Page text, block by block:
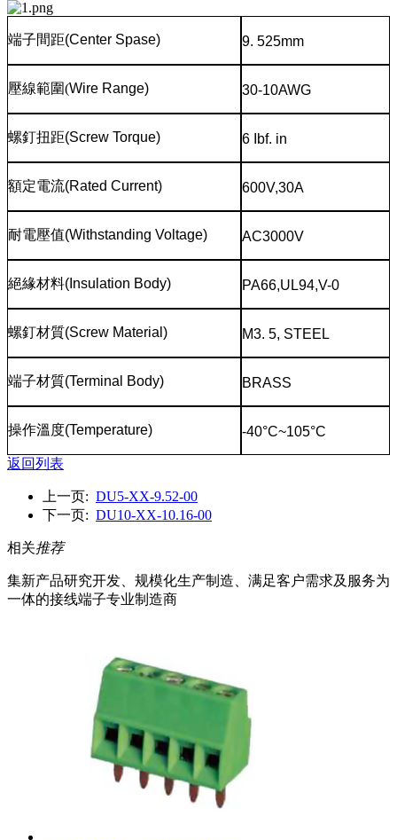
端子間距(Center Spase) 9. 525mm
壓線範圍(Wire Range) 30-10AWG
螺釘扭距(Screw Torque) 6 Ibf. in
額定電流(Rated Current) 600V,30A
耐電壓值(Withstanding Voltage) AC3000V
絕緣材料(Insulation Body) PA66,UL94,V-0
螺釘材質(Screw Material) M3. 5, STEEL
端子材質(Terminal Body) BRASS
操作溫度(Temperature) -40°C~105°C
返回列表
上一页: DU5-XX-9.52-00
下一页: DU10-XX-10.16-00
相关推荐
集新产品研究开发、规模化生产制造、满足客户需求及服务为
一体的接线端子专业制造商